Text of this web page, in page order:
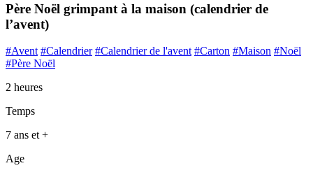
Père Noël grimpant à la maison (calendrier de
l’avent)
#Avent #Calendrier #Calendrier de l'avent #Carton #Maison #Noël
#Père Noël
2 heures
Temps
7 ans et +
Age